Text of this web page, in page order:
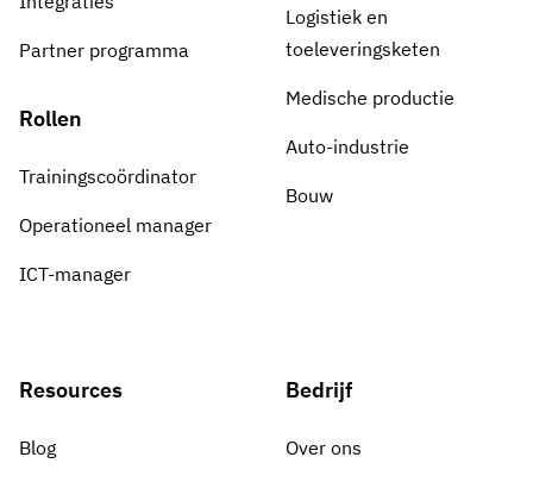
Partner programma
Rollen
Trainingscoördinator
Operationeel manager
ICT-manager
Logistiek en
toeleveringsketen
Medische productie
Auto-industrie
Bouw
Resources
Blog
Bedrijf
Over ons